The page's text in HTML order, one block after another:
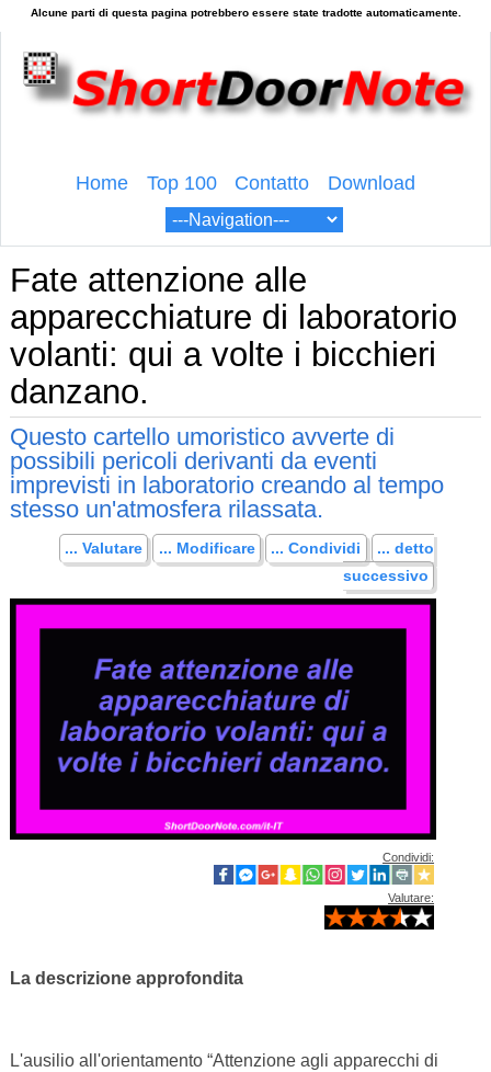
Home Top 100 Contatto Download
Fate attenzione alle
apparecchiature di laboratorio
volanti: qui a volte i bicchieri
danzano.
Questo cartello umoristico avverte di
possibili pericoli derivanti da eventi
imprevisti in laboratorio creando al tempo
stesso un'atmosfera rilassata.
... Valutare ... Modificare ... Condividi
... detto
successivo
Condividi:
Valutare:
La descrizione approfondita
L'ausilio all'orientamento “Attenzione agli apparecchi di